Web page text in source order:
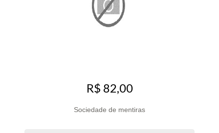
R$ 82,00
Sociedade de mentiras